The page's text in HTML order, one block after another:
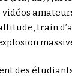
train
des